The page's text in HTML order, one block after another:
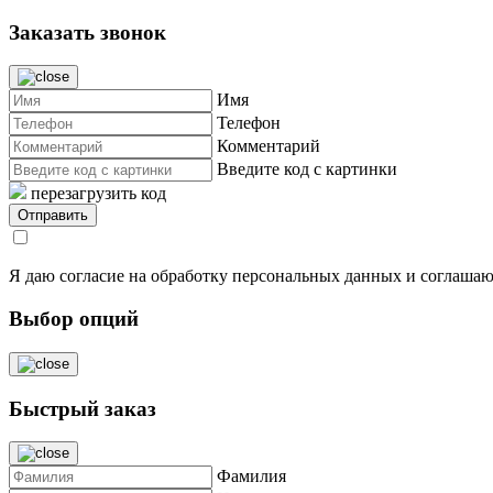
Заказать звонок
Имя
Телефон
Комментарий
Введите код с картинки
перезагрузить код
Я даю согласие на обработку персональных данных и
Выбор опций
Быстрый заказ
Фамилия